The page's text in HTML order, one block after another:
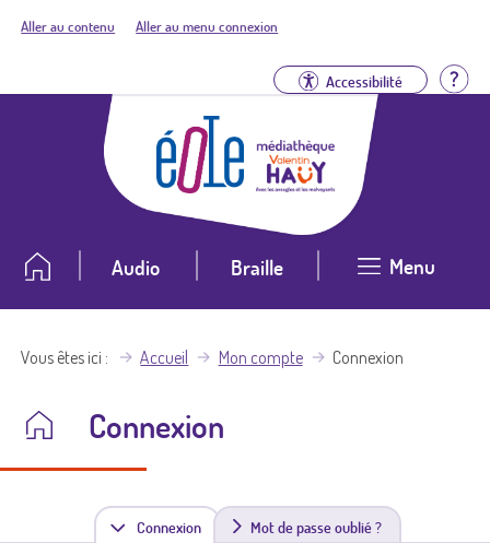
Aller au contenu Aller au menu connexion
Accessibilité
Audio Braille Menu
Vous êtes ici Accueil Mon compte Connexion
Connexion
Connexion(
Mot de passe oublié ?